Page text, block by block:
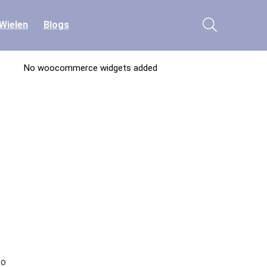
Blogs
No woocommerce widgets added